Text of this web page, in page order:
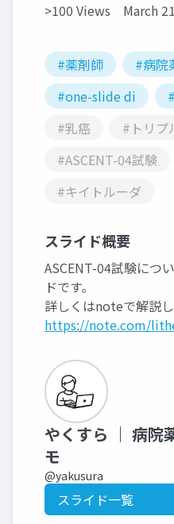
>100 Views March
#薬剤師
#病院
#one-slide di
#乳癌
#トリプ
#ASCENT-04試験
#キイトルーダ
スライド概要
ASCENT-04試験につ
ドです。
詳しくはnoteで解説
https://note.com/
やくすら ｜ 病院
モ
@yakusura
スライド一覧